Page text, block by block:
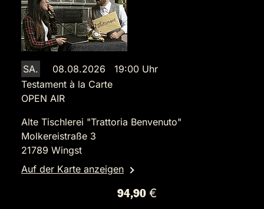
SA.
08.08.2026 19:00 Uhr
Testament à la Carte
OPEN AIR
Alte Tischlerei "Trattoria Benvenuto"
Molkereistraße 3
21789 Wingst
Auf der Karte anzeigen
94,90 €